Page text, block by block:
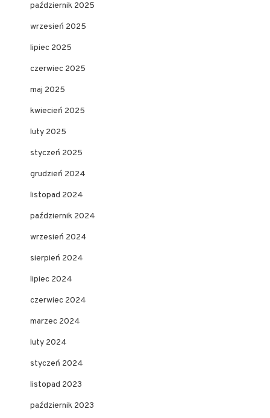
październik 2025
wrzesień 2025
lipiec 2025
czerwiec 2025
maj 2025
kwiecień 2025
luty 2025
styczeń 2025
grudzień 2024
listopad 2024
październik 2024
wrzesień 2024
sierpień 2024
lipiec 2024
czerwiec 2024
marzec 2024
luty 2024
styczeń 2024
listopad 2023
październik 2023